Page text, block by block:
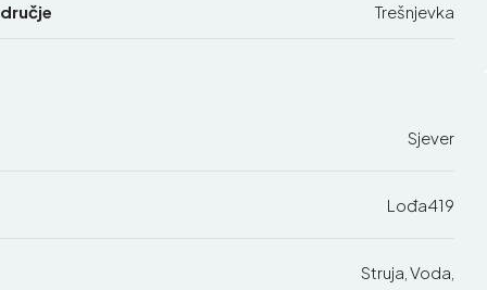
Trešnjevka
Sjever
Lođa419
Struja, Voda,